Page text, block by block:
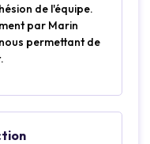
de l'équipe.
par Marin
permettant de